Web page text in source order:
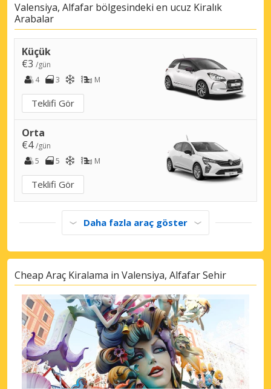
Valensiya, Alfafar bölgesindeki en ucuz Kiralık
Arabalar
Küçük
€3 /gün
4
3 M
Teklifi Gör
Orta
€4/gün
5
5 M
Teklifi Gör
Daha fazla araç göster
Cheap Araç Kiralama in Valensiya, Alfafar Sehir